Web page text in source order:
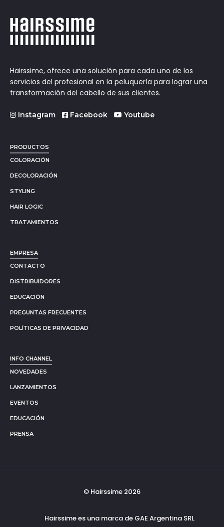
Hairssime, ofrece una solución para cada uno de los
servicios del profesional en la peluquería para lograr una
transformación del cabello de sus clientes.
Instagram Facebook Youtube
PRODUCTOS
COLORACIÓN
DECOLORACIÓN
STYLING
HAIR LOGIC
TRATAMIENTOS
EMPRESA
CONTACTO
DISTRIBUIDORES
EDUCACIÓN
PREGUNTAS FRECUENTES
POLÍTICAS DE PRIVACIDAD
INFO CHANNEL
NOVEDADES
LANZAMIENTOS
EVENTOS
EDUCACIÓN
PRENSA
© Hairssime 2026
Hairssime es una marca de GAE Argentina SRL